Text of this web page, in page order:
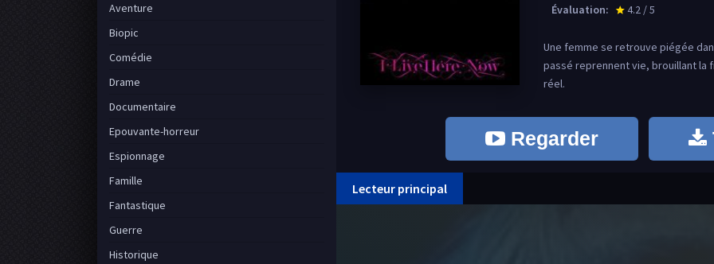
Évaluation:
star_rate
4.2 / 5
Une femme se retrouve piégée
passé reprennent vie, brouillant la
réel.
Regarder
Lecteur principal
Aventure
Biopic
Comédie
Drame
Documentaire
Epouvante-horreur
Espionnage
Famille
Fantastique
Guerre
Historique